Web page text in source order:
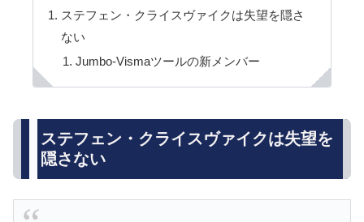
ステフェン・クライスヴァイクは失望を隠さ
ない
Jumbo-Vismaツールの新メンバー
ステフェン・クライスヴァイクは失望を
隠さない